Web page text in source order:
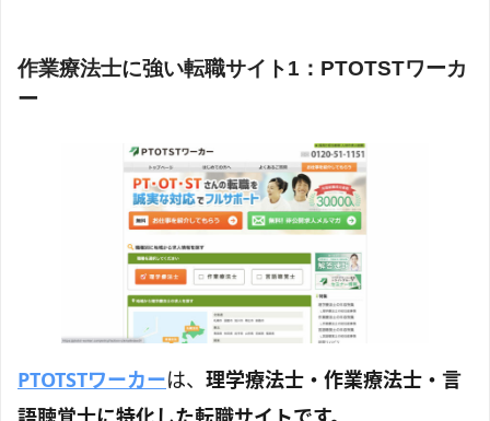
作業療法士に強い転職サイト1：PTOTSTワーカ
ー
PTOTSTワーカーは、 理学療法士・作業療法士・言